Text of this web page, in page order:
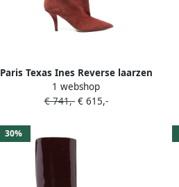
Paris Texas Ines Reverse laarzen
met puntige neus Rood
1 webshop
€ 741,-€ 615,-
30%